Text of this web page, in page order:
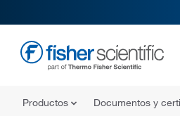
Productos Documentos y